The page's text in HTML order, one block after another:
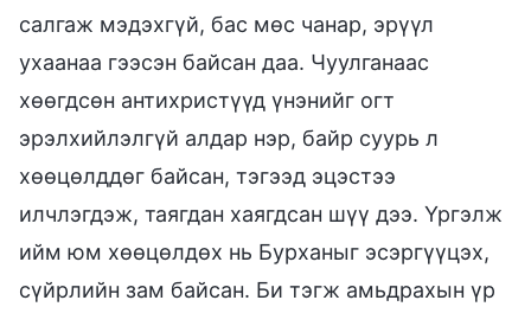
салгаж мэдэхгүй, бас мөс чанар, эрүүл
ухаанаа гээсэн байсан даа. Чуулганаас
хөөгдсөн антихристүүд үнэнийг огт
эрэлхийлэлгүй алдар нэр, байр суурь л
хөөцөлддөг байсан, тэгээд эцэстээ
илчлэгдэж, таягдан хаягдсан шүү дээ. Үргэлж
ийм юм хөөцөлдөх нь Бурханыг эсэргүүцэх,
сүйрлийн зам байсан. Би тэгж амьдрахын үр